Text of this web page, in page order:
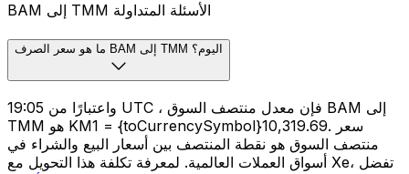
BAM إلى TMM الأسئلة المتداولة
ما هو سعر الصرف BAM إلى TMM اليوم؟
واعتبارًا من 19:05 UTC ، فإن معدل منتصف السوق BAM إلى
TMM هو KM1 = {toCurrencySymbol}10,319.69. سعر
منتصف السوق هو نقطة المنتصف بين أسعار البيع والشراء في
أسواق العملات العالمية. لمعرفة تكلفة هذا التحويل مع Xe، تفضل